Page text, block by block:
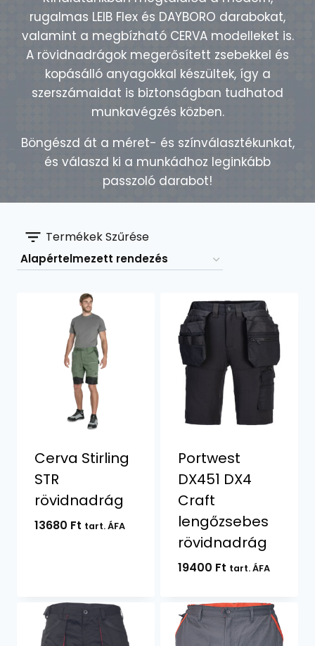
rugalmas LEIB Flex és DAYBORO darabokat,
valamint a megbízható CERVA modelleket is.
A rövidnadrágok megerősített zsebekkel és
kopásálló anyagokkal készültek, így a
szerszámaidat is biztonságban tudhatod
munkavégzés közben.
Böngészd át a méret- és színválasztékunkat,
és válaszd ki a munkádhoz leginkább
passzoló darabot!
Termékek Szűrése
Cerva Stirling
STR
rövidnadrág
13680 Ft tart. ÁFA
Portwest
DX451 DX4
Craft
lengőzsebes
rövidnadrág
19400 Ft tart. ÁFA